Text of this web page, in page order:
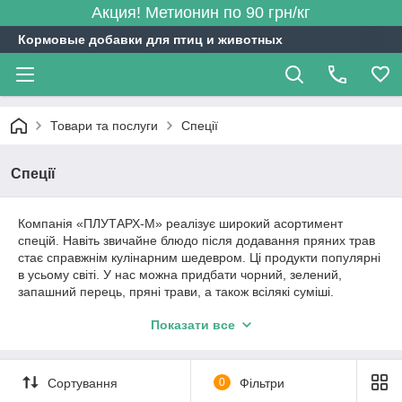
Акция! Метионин по 90 грн/кг
Кормовые добавки для птиц и животных
Товари та послуги Спеції
Спеції
Компанія «ПЛУТАРХ-М» реалізує широкий асортимент
спецій. Навіть звичайне блюдо після додавання пряних трав
стає справжнім кулінарним шедевром. Ці продукти популярні
в усьому світі. У нас можна придбати чорний, зелений,
запашний перець, пряні трави, а також всілякі суміші.
цікава як тим, хто займається роздрібною фасуванням
Показати все
Сортування 0 Фільтри